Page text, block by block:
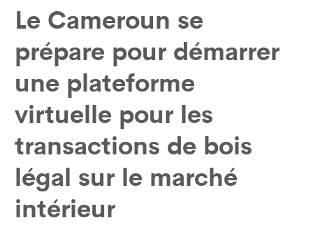
Le Cameroun se
prépare pour démarrer
une plateforme
virtuelle pour les
transactions de bois
légal sur le marché
intérieur